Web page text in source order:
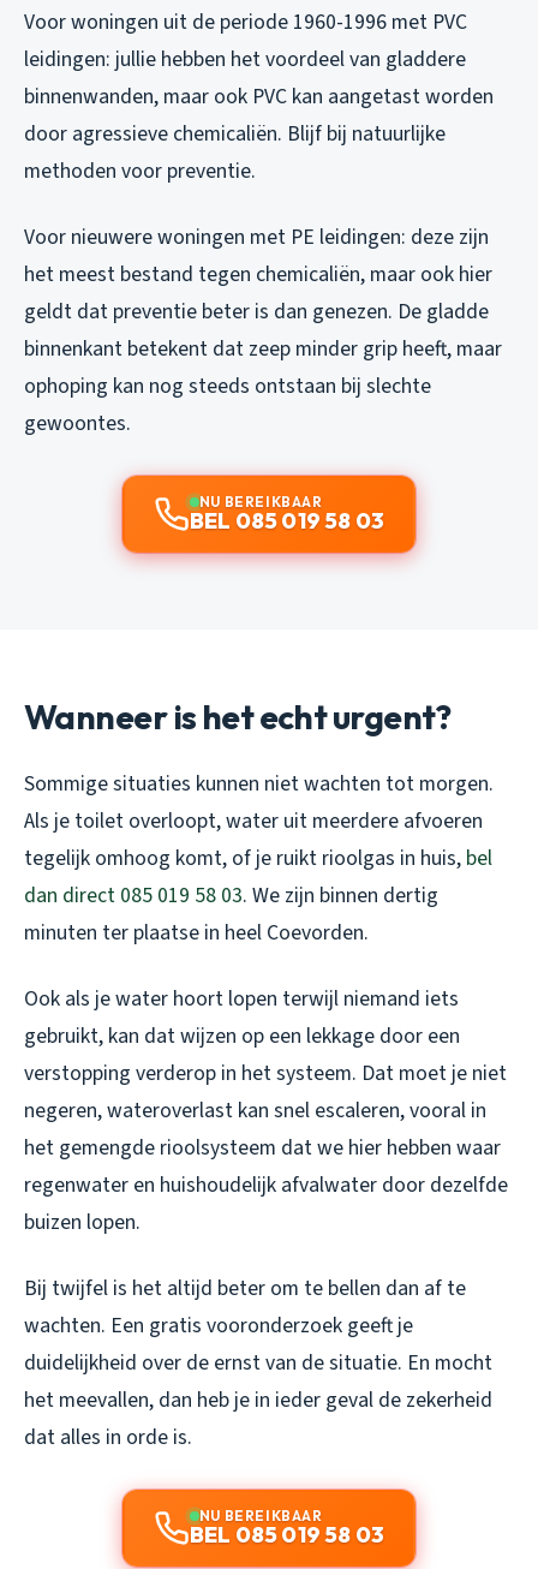
Voor woningen uit de periode 1960-1996 met PVC
leidingen: jullie hebben het voordeel van gladdere
binnenwanden, maar ook PVC kan aangetast worden
door agressieve chemicaliën. Blijf bij natuurlijke
methoden voor preventie.
Voor nieuwere woningen met PE leidingen: deze zijn
het meest bestand tegen chemicaliën, maar ook hier
geldt dat preventie beter is dan genezen. De gladde
binnenkant betekent dat zeep minder grip heeft, maar
ophoping kan nog steeds ontstaan bij slechte
gewoontes.
NU BEREIKBAAR
BEL 085 019 58 03
Wanneer is het echt urgent?
Sommige situaties kunnen niet wachten tot morgen.
Als je toilet overloopt, water uit meerdere afvoeren
tegelijk omhoog komt, of je ruikt rioolgas in huis, bel
dan direct 085 019 58 03. We zijn binnen dertig
minuten ter plaatse in heel Coevorden.
Ook als je water hoort lopen terwijl niemand iets
gebruikt, kan dat wijzen op een lekkage door een
verstopping verderop in het systeem. Dat moet je niet
negeren, wateroverlast kan snel escaleren, vooral in
het gemengde rioolsysteem dat we hier hebben waar
regenwater en huishoudelijk afvalwater door dezelfde
buizen lopen.
Bij twijfel is het altijd beter om te bellen dan af te
wachten. Een gratis vooronderzoek geeft je
duidelijkheid over de ernst van de situatie. En mocht
het meevallen, dan heb je in ieder geval de zekerheid
dat alles in orde is.
NU BEREIKBAAR
BEL 085 019 58 03